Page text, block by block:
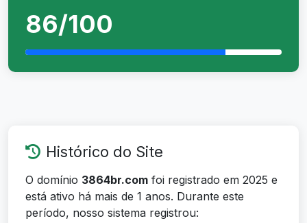
86/100
Histórico do Site
O domínio 3864br.com foi registrado em 2025 e
está ativo há mais de 1 anos. Durante este
período, nosso sistema registrou: